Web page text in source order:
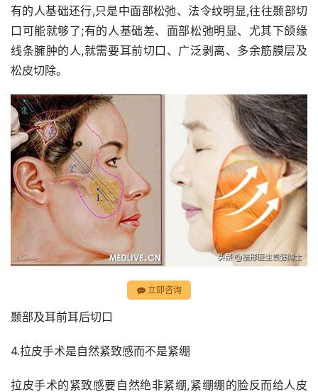
有的人基础还行,只是中面部松弛、法令纹明显,往往颞部切
口可能就够了;有的人基础差、面部松弛明显、尤其下颌缘
线条臃肿的人,就需要耳前切口、广泛剥离、多余筋膜层及
松皮切除。
立即咨询
颞部及耳前耳后切口
4.拉皮手术是自然紧致感而不是紧绷
拉皮手术的紧致感要自然绝非紧绷,紧绷绷的脸反而给人皮